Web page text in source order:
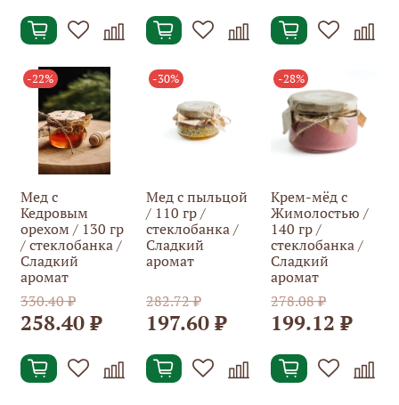
-22%
Мед с
Кедровым
орехом / 130 гр
/ стеклобанка /
Сладкий
аромат
330.40 ₽
258.40 ₽
-30%
Мед с пыльцой
/ 110 гр /
стеклобанка /
Сладкий
аромат
282.72 ₽
197.60 ₽
-28%
Крем-мёд с
Жимолостью /
140 гр /
стеклобанка /
Сладкий
аромат
278.08 ₽
199.12 ₽